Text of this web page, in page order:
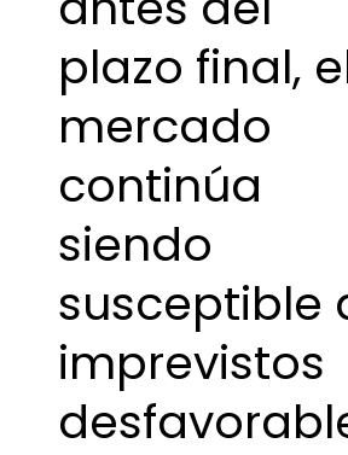
plazo final,
mercado
continúa
siendo
susceptible
imprevistos